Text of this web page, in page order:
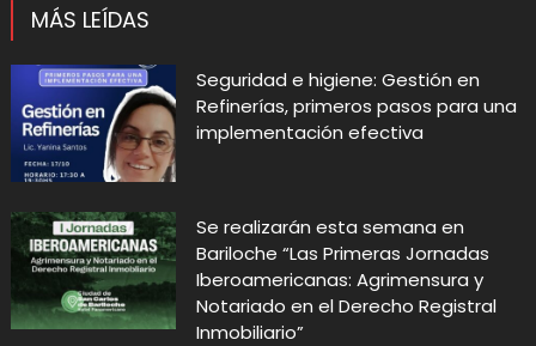
MÁS LEÍDAS
Seguridad e higiene: Gestión en
Refinerías, primeros pasos para una
implementación efectiva
Se realizarán esta semana en
Bariloche “Las Primeras Jornadas
Iberoamericanas: Agrimensura y
Notariado en el Derecho Registral
Inmobiliario”